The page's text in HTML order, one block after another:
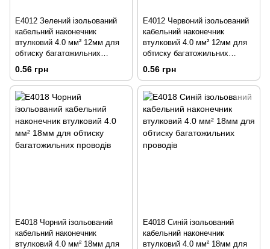
E4012 Зелений ізольований
кабельний наконечник
втулковий 4.0 мм² 12мм для
обтиску багатожильних
проводів
0.56 грн
E4012 Червоний ізольований
кабельний наконечник
втулковий 4.0 мм² 12мм для
обтиску багатожильних
проводів
0.56 грн
E4018 Чорний ізольований
кабельний наконечник
втулковий 4.0 мм² 18мм для
E4018 Синій ізольований
кабельний наконечник
втулковий 4.0 мм² 18мм для